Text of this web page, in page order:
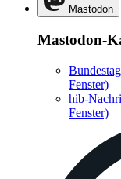
Mastodon
Mastodon-
Bundestag
Fenster)
hib-
Fenster)